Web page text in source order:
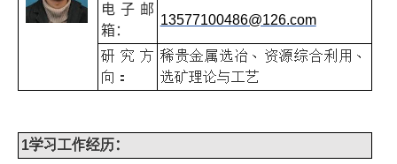
电子邮
箱：
13577100486@126.com
研究方
向：
稀贵金属选冶、资源综合利用、
选矿理论与工艺
1学习工作经历 ：